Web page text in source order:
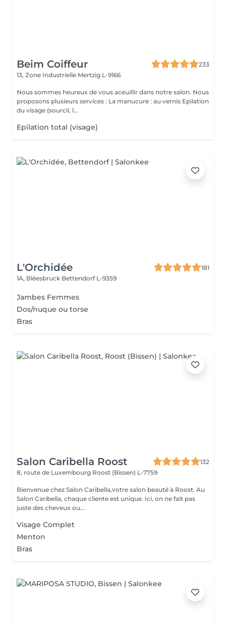
Beim Coiffeur
233
13, Zone Industrielle Mertzig L-9166
Nous sommes heureux de vous aceuillir dans notre salon. Nous
proposons plusieurs services : La manucure : au vernis Epilation
du visage (sourcil, l...
Epilation total (visage)
L'Orchidée
181
1A, Bléesbruck Bettendorf L-9359
Jambes Femmes
Dos/nuque ou torse
Bras
Salon Caribella Roost
132
8, route de Luxembourg Roost (Bissen) L-7759
Bienvenue chez Salon Caribella,votre salon beauté à Roost. Au
Salon Caribella, chaque cliente est unique. Ici, on ne fait pas
juste des cheveux ou...
Visage Complet
Menton
Bras